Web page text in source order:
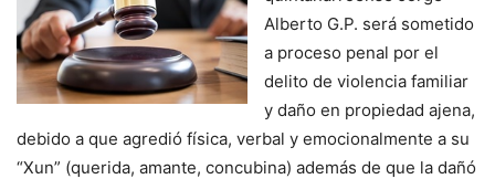
Alberto G.P. será sometido
a proceso penal por el
delito de violencia familiar
y daño en propiedad ajena,
debido a que agredió física, verbal y emocionalmente a su
“Xun” (querida, amante, concubina) además de que la dañó